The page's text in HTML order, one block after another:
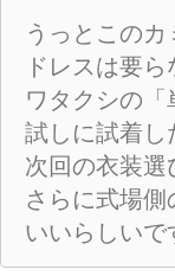
うっとこの
ドレスは要
ワタクシの
試しに試着
次回の衣装
さらに式場
いいらしいで